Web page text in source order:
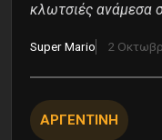
κλωτσιές ανάμεσα
Super Mario 2
ΑΡΓΕΝΤΙΝΗ